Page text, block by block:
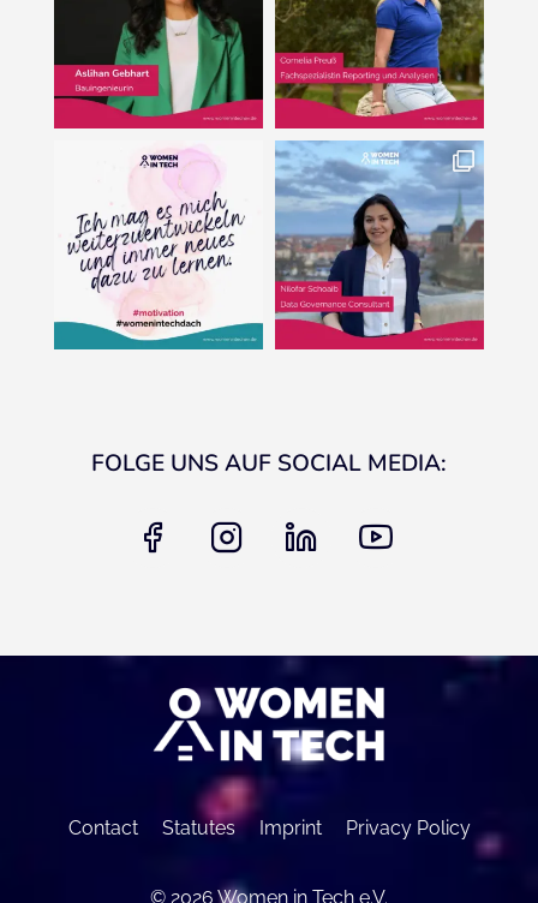
FOLGE UNS AUF SOCIAL MEDIA:
facebook instagram
Contact Statutes Imprint Privacy Policy
© 2026 Women in Tech e.V.